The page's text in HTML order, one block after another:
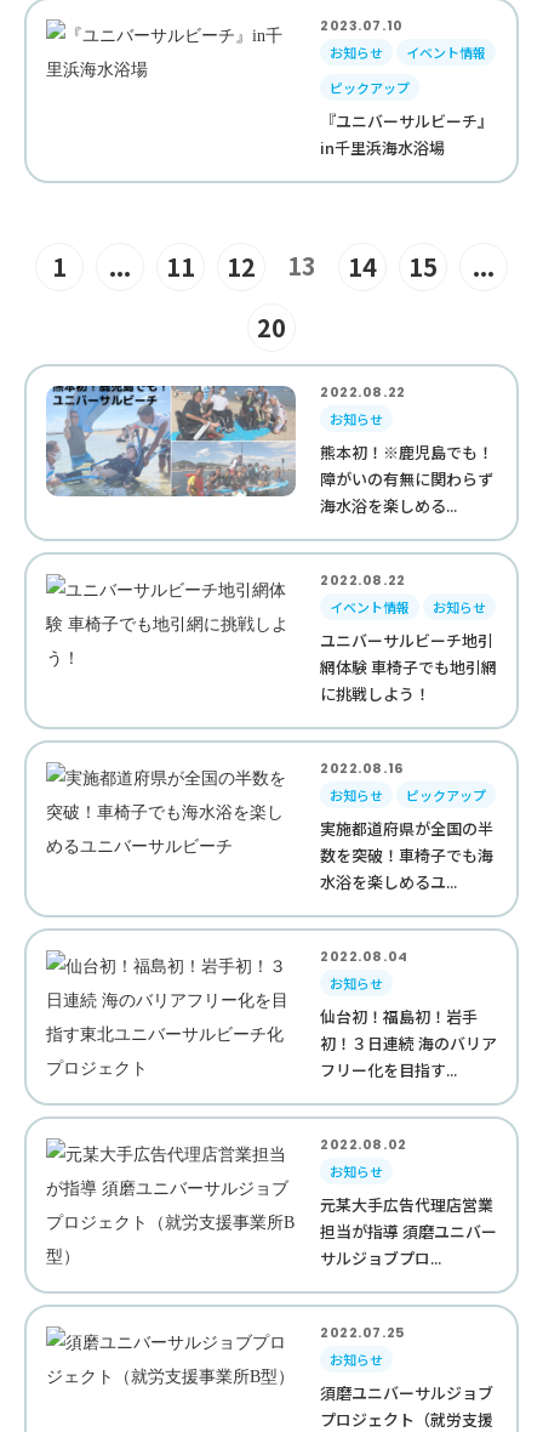
2023.07.10
お知らせ
イベント情報
ピックアップ
『ユニバーサルビーチ』
in千里浜海水浴場
1 ... 11 12 13 14 15
...
20
2022.08.22
お知らせ
熊本初！※鹿児島でも！
障がいの有無に関わらず
海水浴を楽しめる...
2022.08.22
イベント情報
お知らせ
ユニバーサルビーチ地引
網体験 車椅子でも地引網
に挑戦しよう！
2022.08.16
お知らせ
ピックアップ
実施都道府県が全国の半
数を突破！車椅子でも海
水浴を楽しめるユ...
2022.08.04
お知らせ
仙台初！福島初！岩手
初！３日連続 海のバリア
フリー化を目指す...
2022.08.02
お知らせ
元某大手広告代理店営業
担当が指導 須磨ユニバー
サルジョブプロ...
2022.07.25
お知らせ
須磨ユニバーサルジョブ
プロジェクト（就労支援